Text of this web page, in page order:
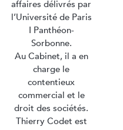
affaires délivrés par
l’Université de Paris
I Panthéon-
Sorbonne.
Au Cabinet, il a en
charge le
contentieux
commercial et le
droit des sociétés.
Thierry Codet est